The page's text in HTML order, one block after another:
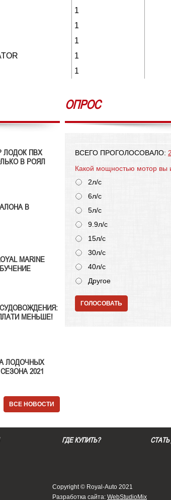
1
1
1
1
1
ПВХ
В РОЯЛ
В
MARINE
МЕНЬШЕ!
ЛОДОЧНЫХ
2021
ВСЕ НОВОСТИ
ОПРОС
ВСЕГО ПРОГОЛОСОВАЛО:
Какой мощностью мотор вы
2л/с
6л/с
5л/с
9.9л/с
15л/с
30л/с
40л/с
Другое
ГОЛОСОВАТЬ
ГДЕ КУПИТЬ?
Copyright © Royal-Auto 2021
Разработка сайта: WebStudioMix